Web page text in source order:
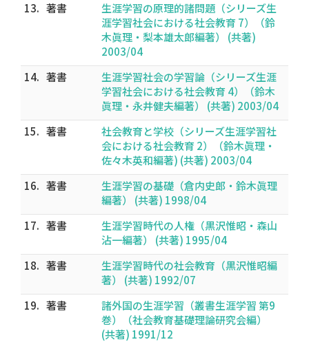
13. 著書
生涯学習の原理的諸問題（シリーズ生
涯学習社会における社会教育 7）（鈴
木眞理・梨本雄太郎編著） (共著)
2003/04
14. 著書
生涯学習社会の学習論（シリーズ生涯
学習社会における社会教育 4）（鈴木
眞理・永井健夫編著） (共著) 2003/04
15. 著書
社会教育と学校（シリーズ生涯学習社
会における社会教育 2）（鈴木眞理・
佐々木英和編著) (共著) 2003/04
16. 著書
生涯学習の基礎（倉内史郎・鈴木眞理
編著） (共著) 1998/04
17. 著書
生涯学習時代の人権（黒沢惟昭・森山
沾一編著） (共著) 1995/04
18. 著書
生涯学習時代の社会教育（黒沢惟昭編
著） (共著) 1992/07
19. 著書
諸外国の生涯学習（叢書生涯学習 第9
巻）（社会教育基礎理論研究会編）
(共著) 1991/12